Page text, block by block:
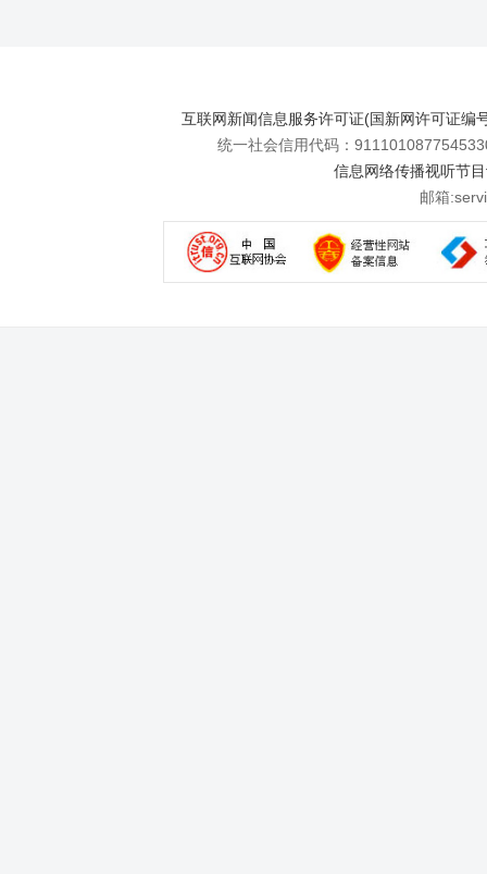
互联网新闻信息服务许可证(国新网许可证编
统一社会信用代码：
信息网络传播视听节
邮箱